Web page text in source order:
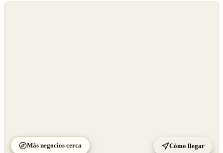
Más negocios cerca Cómo llegar